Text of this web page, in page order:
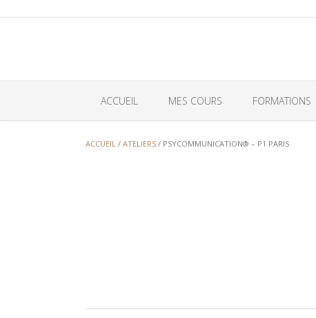
to
ACCUEIL MES COURS FORMATIONS
ACCUEIL / ATELIERS / PSYCOMMUNICATION® – P1 PARIS